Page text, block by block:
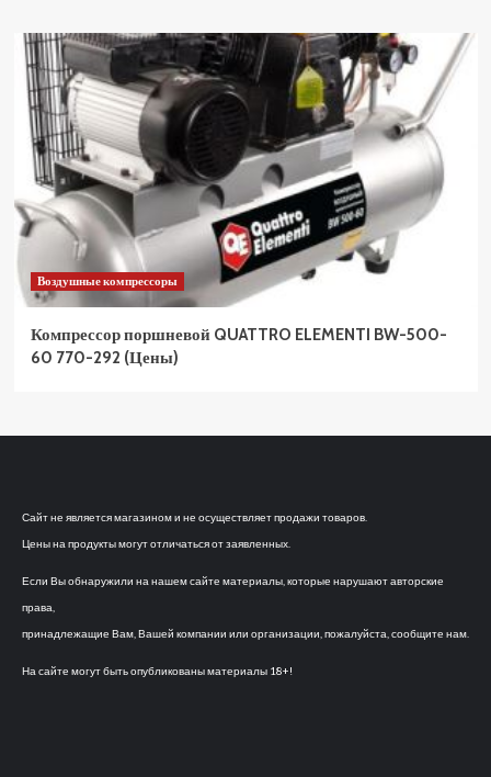
Воздушные компрессоры
Компрессор поршневой QUATTRO ELEMENTI BW-500-
60 770-292 (Цены)
Сайт не является магазином и не осуществляет продажи товаров.
Цены на продукты могут отличаться от заявленных.
Если Вы обнаружили на нашем сайте материалы, которые нарушают авторские
права,
принадлежащие Вам, Вашей компании или организации, пожалуйста, сообщите нам.
На сайте могут быть опубликованы материалы 18+!